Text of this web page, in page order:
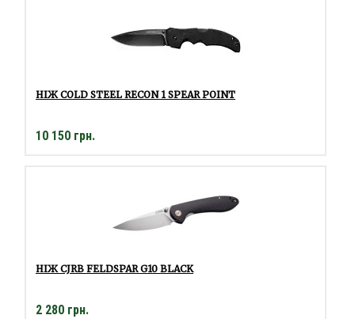
НІЖ COLD STEEL RECON 1 SPEAR POINT
10 150 грн.
НІЖ CJRB FELDSPAR G10 BLACK
2 280 грн.